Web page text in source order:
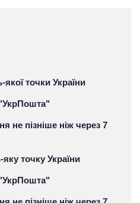
точки України
не пізніше ніж через 7
точку України